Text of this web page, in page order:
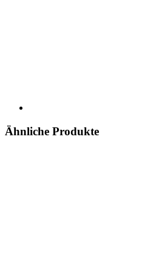
Ähnliche Produkte